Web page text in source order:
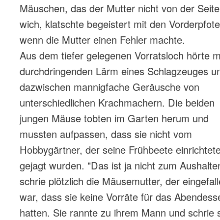
Mäuschen, das der Mutter nicht von der Seite
wich, klatschte begeistert mit den
wenn die Mutter einen Fehler machte.
Aus dem tiefer gelegenen Vorratsloch hörte
durchdringenden Lärm eines Schlagzeuges
dazwischen mannigfache Geräusche von
unterschiedlichen Krachmachern. Die beiden
jungen Mäuse tobten im Garten herum und
mussten aufpassen, dass sie nicht vom
Hobbygärtner, der seine Frühbeete
gejagt wurden. "Das ist ja nicht zum
schrie plötzlich die Mäusemutter, der
war, dass sie keine Vorräte für das
hatten. Sie rannte zu ihrem Mann und schrie